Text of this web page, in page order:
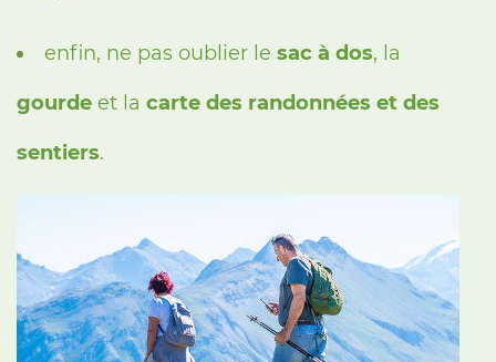
enfin, ne pas oublier le sac à dos, la
gourde et la carte des randonnées et des
sentiers.